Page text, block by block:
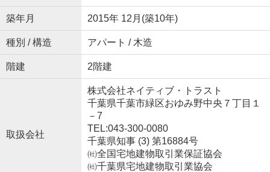
築年月 2015年 12月(築10年)
種別 / 構造 アパート / 木造
階建 2階建
取扱会社
株式会社ネイティブ・トラスト
千葉県千葉市緑区おゆみ野中央７丁目１
－7
TEL:043-300-0080
千葉県知事 (3) 第16884号
㈳全国宅地建物取引業保証協会
㈳千葉県宅地建物取引業協会